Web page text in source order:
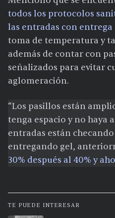
todos los protocolos
las entradas con
toma de temperatura y
además de contar con
señalizados para evitar
aglomeración.
“Los pasillos están
tenga espacio y no haya
entradas están
entregando gel,
30% después al 40% y
TE PUEDE INTERESAR